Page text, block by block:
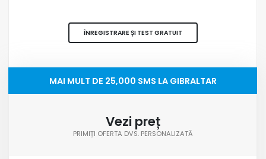
ÎNREGISTRARE ȘI TEST GRATUIT
MAI MULT DE 25,000 SMS LA GIBRALTAR
Vezi preț
PRIMIȚI OFERTA DVS. PERSONALIZATĂ